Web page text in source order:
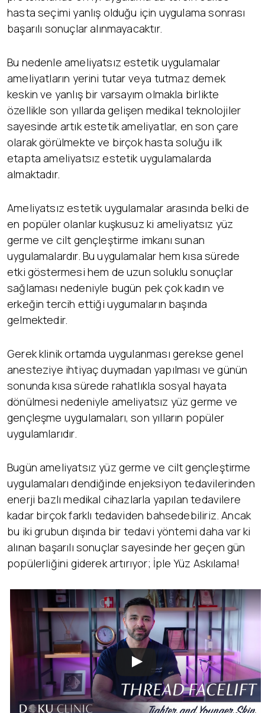
hasta seçimi yanlış olduğu için uygulama sonrası
başarılı sonuçlar alınmayacaktır.
Bu nedenle ameliyatsız estetik uygulamalar
ameliyatların yerini tutar veya tutmaz demek
keskin ve yanlış bir varsayım olmakla birlikte
özellikle son yıllarda gelişen medikal teknolojiler
sayesinde artık estetik ameliyatlar, en son çare
olarak görülmekte ve birçok hasta soluğu ilk
etapta ameliyatsız estetik uygulamalarda
almaktadır.
Ameliyatsız estetik uygulamalar arasında belki de
en popüler olanlar kuşkusuz ki ameliyatsız yüz
germe ve cilt gençleştirme imkanı sunan
uygulamalardır. Bu uygulamalar hem kısa sürede
etki göstermesi hem de uzun soluklu sonuçlar
sağlaması nedeniyle bugün pek çok kadın ve
erkeğin tercih ettiği uygumaların başında
gelmektedir.
Gerek klinik ortamda uygulanması gerekse genel
anesteziye ihtiyaç duymadan yapılması ve günün
sonunda kısa sürede rahatlıkla sosyal hayata
dönülmesi nedeniyle ameliyatsız yüz germe ve
gençleşme uygulamaları, son yılların popüler
uygulamlarıdır.
Bugün ameliyatsız yüz germe ve cilt gençleştirme
uygulamaları dendiğinde enjeksiyon tedavilerinden
enerji bazlı medikal cihazlarla yapılan tedavilere
kadar birçok farklı tedaviden bahsedebiliriz. Ancak
bu iki grubun dışında bir tedavi yöntemi daha var ki
alınan başarılı sonuçlar sayesinde her geçen gün
popülerliğini giderek artırıyor; İple Yüz Askılama!